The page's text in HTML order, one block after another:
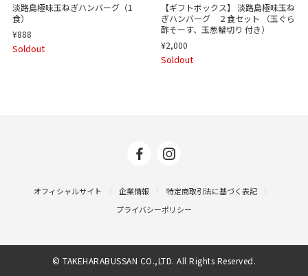
淡路島極味玉ねぎハンバーグ（1
食）
¥888
Soldout
【ギフトボックス】 淡路島極味玉ね
ぎハンバーグ ２食セット （玉ぐら
酢そーす、玉葱輪切り 付き）
¥2,000
Soldout
オフィシャルサイト 企業情報
特定商取引法に基づく表記
プライバシーポリシー
© TAKEHARABUSSAN CO.,LTD. All Rights Reserved.